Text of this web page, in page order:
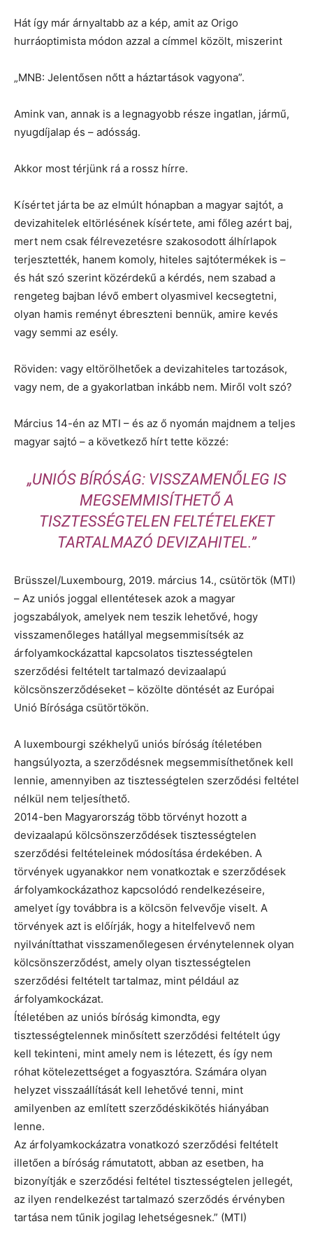
Hát így már árnyaltabb az a kép, amit az Origo
hurráoptimista módon azzal a címmel közölt, miszerint
„MNB: Jelentősen nőtt a háztartások vagyona”.
Amink van, annak is a legnagyobb része ingatlan, jármű,
nyugdíjalap és – adósság.
Akkor most térjünk rá a rossz hírre.
Kísértet járta be az elmúlt hónapban a magyar sajtót, a
devizahitelek eltörlésének kísértete, ami főleg azért baj,
mert nem csak félrevezetésre szakosodott álhírlapok
terjesztették, hanem komoly, hiteles sajtótermékek is –
és hát szó szerint közérdekű a kérdés, nem szabad a
rengeteg bajban lévő embert olyasmivel kecsegtetni,
olyan hamis reményt ébreszteni bennük, amire kevés
vagy semmi az esély.
Röviden: vagy eltörölhetőek a devizahiteles tartozások,
vagy nem, de a gyakorlatban inkább nem. Miről volt szó?
Március 14-én az MTI – és az ő nyomán majdnem a teljes
magyar sajtó – a következő hírt tette közzé:
„UNIÓS BÍRÓSÁG: VISSZAMENŐLEG IS
MEGSEMMISÍTHETŐ A
TISZTESSÉGTELEN FELTÉTELEKET
TARTALMAZÓ DEVIZAHITEL.”
Brüsszel/Luxembourg, 2019. március 14., csütörtök (MTI)
– Az uniós joggal ellentétesek azok a magyar
jogszabályok, amelyek nem teszik lehetővé, hogy
visszamenőleges hatállyal megsemmisítsék az
árfolyamkockázattal kapcsolatos tisztességtelen
szerződési feltételt tartalmazó devizaalapú
kölcsönszerződéseket – közölte döntését az Európai
Unió Bírósága csütörtökön.
A luxembourgi székhelyű uniós bíróság ítéletében
hangsúlyozta, a szerződésnek megsemmisíthetőnek kell
lennie, amennyiben az tisztességtelen szerződési feltétel
nélkül nem teljesíthető.
2014-ben Magyarország több törvényt hozott a
devizaalapú kölcsönszerződések tisztességtelen
szerződési feltételeinek módosítása érdekében. A
törvények ugyanakkor nem vonatkoztak e szerződések
árfolyamkockázathoz kapcsolódó rendelkezéseire,
amelyet így továbbra is a kölcsön felvevője viselt. A
törvények azt is előírják, hogy a hitelfelvevő nem
nyilváníttathat visszamenőlegesen érvénytelennek olyan
kölcsönszerződést, amely olyan tisztességtelen
szerződési feltételt tartalmaz, mint például az
árfolyamkockázat.
Ítéletében az uniós bíróság kimondta, egy
tisztességtelennek minősített szerződési feltételt úgy
kell tekinteni, mint amely nem is létezett, és így nem
róhat kötelezettséget a fogyasztóra. Számára olyan
helyzet visszaállítását kell lehetővé tenni, mint
amilyenben az említett szerződéskikötés hiányában
lenne.
Az árfolyamkockázatra vonatkozó szerződési feltételt
illetően a bíróság rámutatott, abban az esetben, ha
bizonyítják e szerződési feltétel tisztességtelen jellegét,
az ilyen rendelkezést tartalmazó szerződés érvényben
tartása nem tűnik jogilag lehetségesnek.” (MTI)